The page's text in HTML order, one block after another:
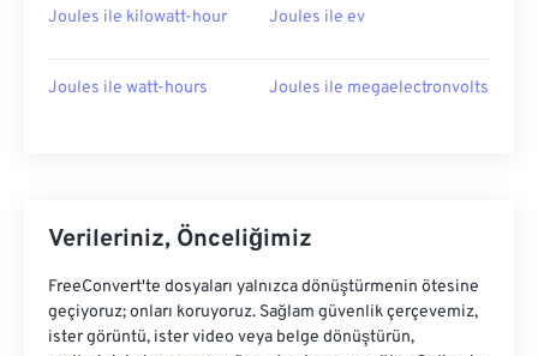
Joules ile kilowatt-hour Joules ile ev
Joules ile watt-hours Joules ile megaelectronvolts
Verileriniz, Önceliğimiz
FreeConvert'te dosyaları yalnızca dönüştürmenin ötesine
geçiyoruz; onları koruyoruz. Sağlam güvenlik çerçevemiz,
ister görüntü, ister video veya belge dönüştürün,